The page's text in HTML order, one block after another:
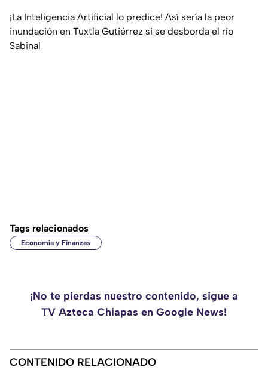
¡La Inteligencia Artificial lo predice! Así sería la peor
inundación en Tuxtla Gutiérrez si se desborda el río
Sabinal
Tags relacionados
Economía y Finanzas
¡No te pierdas nuestro contenido, sigue a
TV Azteca Chiapas en Google News!
CONTENIDO RELACIONADO